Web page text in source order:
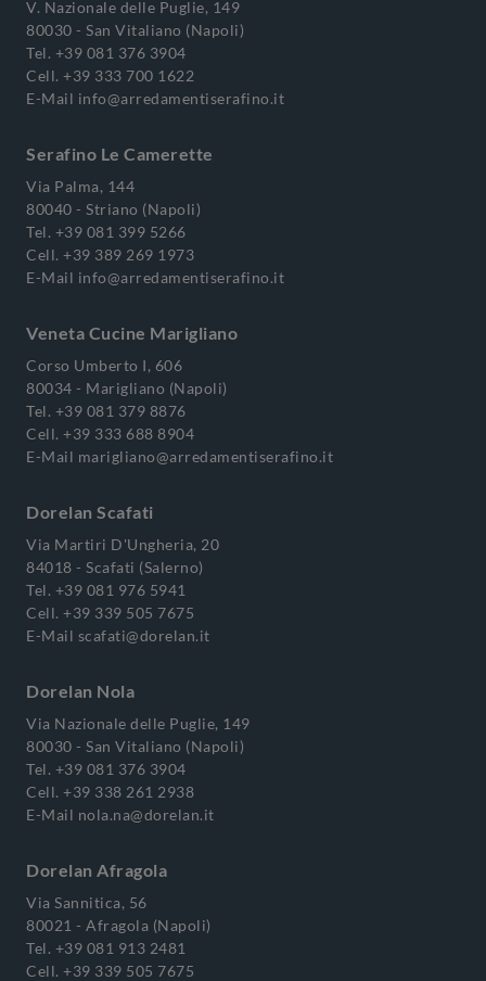
V. Nazionale delle Puglie, 149
80030 - San Vitaliano (Napoli)
Tel. +39 081 376 3904
Cell. +39 333 700 1622
E-Mail info@arredamentiserafino.it
Serafino Le Camerette
Via Palma, 144
80040 - Striano (Napoli)
Tel. +39 081 399 5266
Cell. +39 389 269 1973
E-Mail info@arredamentiserafino.it
Veneta Cucine Marigliano
Corso Umberto I, 606
80034 - Marigliano (Napoli)
Tel. +39 081 379 8876
Cell. +39 333 688 8904
E-Mail marigliano@arredamentiserafino.it
Dorelan Scafati
Via Martiri D'Ungheria, 20
84018 - Scafati (Salerno)
Tel. +39 081 976 5941
Cell. +39 339 505 7675
E-Mail scafati@dorelan.it
Dorelan Nola
Via Nazionale delle Puglie, 149
80030 - San Vitaliano (Napoli)
Tel. +39 081 376 3904
Cell. +39 338 261 2938
E-Mail nola.na@dorelan.it
Dorelan Afragola
Via Sannitica, 56
80021 - Afragola (Napoli)
Tel. +39 081 913 2481
Cell. +39 339 505 7675